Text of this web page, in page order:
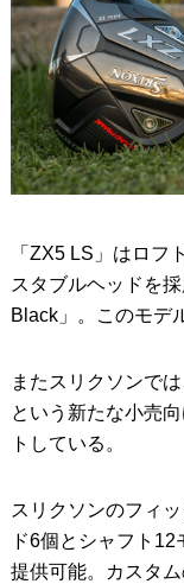
「ZX5 LS」はロフ
スタブルヘッドを
Black」。このモデ
またスリクソンで
という新たな小売
トしている。
スリクソンのフィ
ド6個とシャフト
提供可能。カスタ